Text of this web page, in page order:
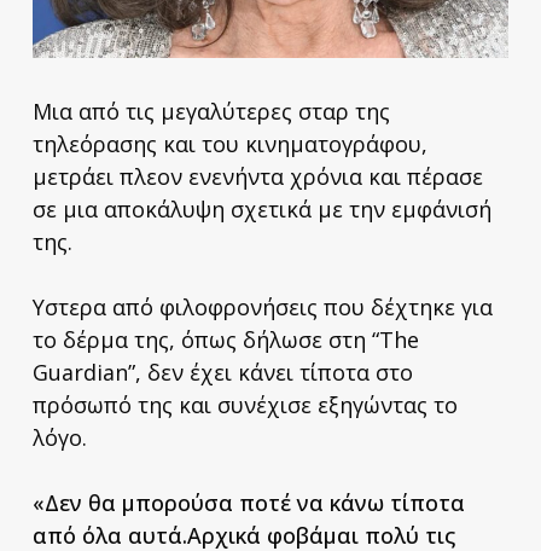
Μια από τις μεγαλύτερες σταρ της
τηλεόρασης και του κινηματογράφου,
μετράει πλεον ενενήντα χρόνια και πέρασε
σε μια αποκάλυψη σχετικά με την εμφάνισή
της.
Υστερα από φιλοφρονήσεις που δέχτηκε για
το δέρμα της, όπως δήλωσε στη “The
Guardian”, δεν έχει κάνει τίποτα στο
πρόσωπό της και συνέχισε εξηγώντας το
λόγο.
«Δεν θα μπορούσα ποτέ να κάνω τίποτα
από όλα αυτά.Αρχικά φοβάμαι πολύ τις